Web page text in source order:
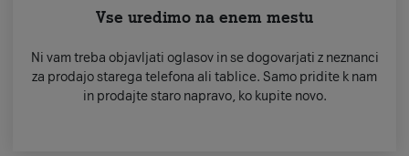
Vse uredimo na enem mestu
Ni vam treba objavljati oglasov in se dogovarjati z neznanci
za prodajo starega telefona ali tablice. Samo pridite k nam
in prodajte staro napravo, ko kupite novo.